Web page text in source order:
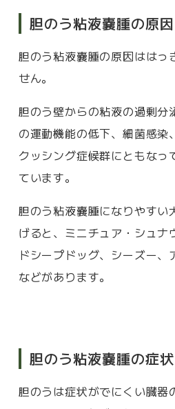
胆のう粘液嚢腫の原因
胆のう粘液嚢腫の原因ははっ
せん。
胆のう壁からの粘液の過剰分
の運動機能の低下、細菌感染
クッシング症候群にともなっ
ています。
胆のう粘液嚢腫になりやすい
げると、ミニチュア・シュナ
ドシープドッグ、シーズー、
などがあります。
胆のう粘液嚢腫の症状
胆のうは症状がでにくい臓器